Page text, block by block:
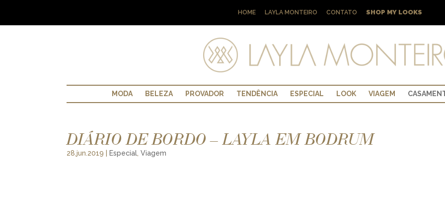
HOME LAYLA MONTEIRO CONTATO SHOP MY LOOKS
MODA BELEZA PROVADOR TENDÊNCIA ESPECIAL LOOK VIAGEM
DIÁRIO DE BORDO – LAYLA EM BODRUM
28.jun.2019 Especial,Viagem